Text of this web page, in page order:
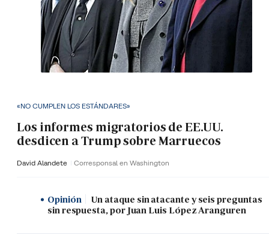
«NO CUMPLEN LOS ESTÁNDARES»
Los informes migratorios de EE.UU.
desdicen a Trump sobre Marruecos
David Alandete Corresponsal en Washington
Opinión
Un ataque sin atacante y seis preguntas
sin respuesta, por Juan Luis López Aranguren